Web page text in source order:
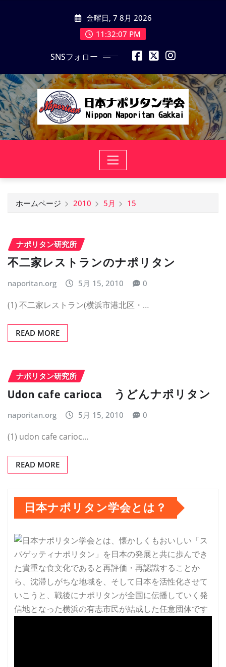
に
ス
キ
ッ
プ
金曜日, 7 8月 2026
11:32:07 PM
SNSフォロー
ホームページ 2010 5月 15
ナポリタン研究所
不二家レストランのナポリタン
naporitan.org 5月 15, 2010 0
(1) 不二家レストラン(横浜市港北区・…
READ MORE
ナポリタン研究所
Udon cafe carioca うどんナポリタン
naporitan.org 5月 15, 2010 0
(1) udon cafe carioc…
READ MORE
日本ナポリタン学会とは？